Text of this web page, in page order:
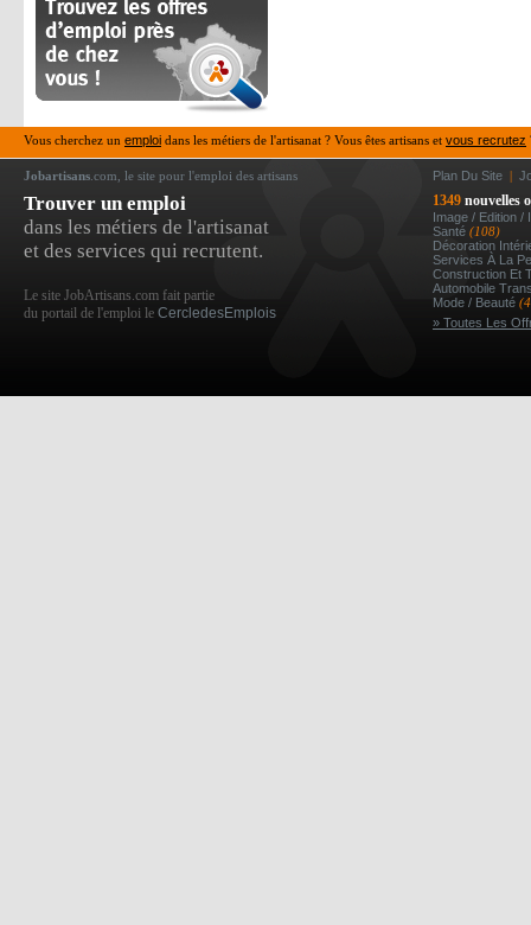
Vous cherchez un emploi dans les métiers de l'artisanat ? Vous êtes artisans et vous recrutez
Jobartisans .com, le site pour l'emploi des artisans Plan Du Site |
Trouver un emploi
dans les métiers de l'artisanat
et des services qui recrutent.
Le site JobArtisans.com fait partie
du portail de l'emploi le CercledesEmplois
1349 nouvelles
Image / Edition /
Santé (108)
Décoration
Services À La
Construction Et
Automobile
Mode / Beauté
» Toutes Les